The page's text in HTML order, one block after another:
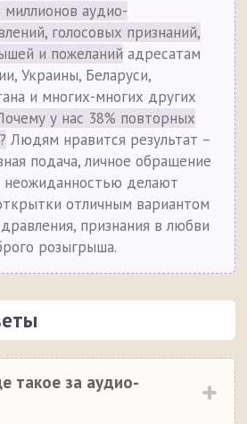
миллионов аудио-
голосовых признаний,
и пожеланий адресатам
Украины, Беларуси,
и многих-многих других
у нас 38% повторных
Людям нравится результат –
подача, личное обращение
неожиданностью делают
отличным вариантом
признания в любви
розыгрыша.
такое за аудио-